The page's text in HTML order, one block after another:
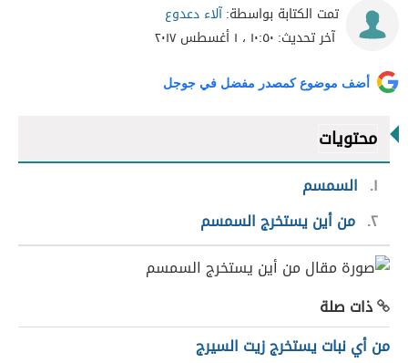
تمت الكتابة بواسطة:آلاء دعدوع
آخر تحديث: ١٠:٥٠ ، ١ أغسطس ٢٠١٧
أضف موضوع كمصدر مفضل في جوجل
محتويات
١
السمسم
٢ من أين يستخرج السمسم
ذات صلة
من أي نبات يستخرج زيت السيرج